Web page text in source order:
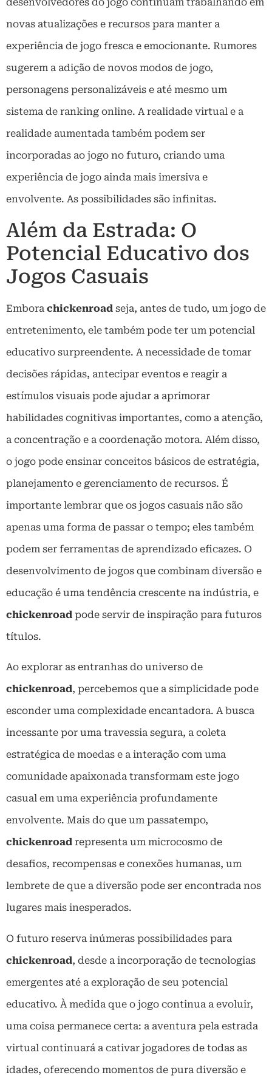
novas atualizações e recursos para manter a
experiência de jogo fresca e emocionante. Rumores
sugerem a adição de novos modos de jogo,
personagens personalizáveis e até mesmo um
sistema de ranking online. A realidade virtual e a
realidade aumentada também podem ser
incorporadas ao jogo no futuro, criando uma
experiência de jogo ainda mais imersiva e
envolvente. As possibilidades são infinitas.
Além da Estrada: O
Potencial Educativo dos
Jogos Casuais
Embora chickenroad seja, antes de tudo, um jogo de
entretenimento, ele também pode ter um potencial
educativo surpreendente. A necessidade de tomar
decisões rápidas, antecipar eventos e reagir a
estímulos visuais pode ajudar a aprimorar
habilidades cognitivas importantes, como a atenção,
a concentração e a coordenação motora. Além disso,
o jogo pode ensinar conceitos básicos de estratégia,
planejamento e gerenciamento de recursos. É
importante lembrar que os jogos casuais não são
apenas uma forma de passar o tempo; eles também
podem ser ferramentas de aprendizado eficazes. O
desenvolvimento de jogos que combinam diversão e
educação é uma tendência crescente na indústria, e
chickenroad pode servir de inspiração para futuros
títulos.
Ao explorar as entranhas do universo de
chickenroad, percebemos que a simplicidade pode
esconder uma complexidade encantadora. A busca
incessante por uma travessia segura, a coleta
estratégica de moedas e a interação com uma
comunidade apaixonada transformam este jogo
casual em uma experiência profundamente
envolvente. Mais do que um passatempo,
chickenroad representa um microcosmo de
desafios, recompensas e conexões humanas, um
lembrete de que a diversão pode ser encontrada nos
lugares mais inesperados.
O futuro reserva inúmeras possibilidades para
chickenroad, desde a incorporação de tecnologias
emergentes até a exploração de seu potencial
educativo. À medida que o jogo continua a evoluir,
uma coisa permanece certa: a aventura pela estrada
virtual continuará a cativar jogadores de todas as
idades, oferecendo momentos de pura diversão e